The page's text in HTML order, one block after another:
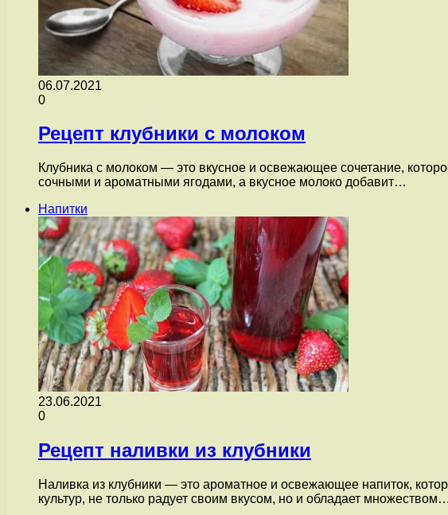
06.07.2021
0
Рецепт клубники с молоком
Клубника с молоком — это вкусное и освежающее сочетание,
сочными и ароматными ягодами, а вкусное молоко добавит…
Напитки
23.06.2021
0
Рецепт наливки из клубники
Наливка из клубники — это ароматное и освежающее напиток,
культур, не только радует своим вкусом, но и обладает множеством…